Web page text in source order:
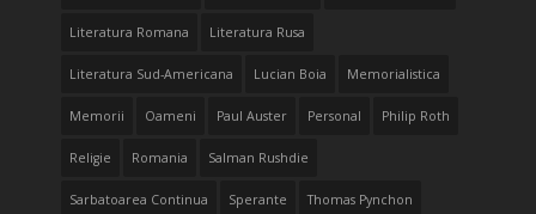
Literatura Romana Literatura Rusa
Literatura Sud-Americana Lucian Boia Memorialistica
Memorii Oameni Paul Auster Personal Philip Roth
Religie Romania Salman Rushdie
Sarbatoarea Continua Sperante Thomas Pynchon